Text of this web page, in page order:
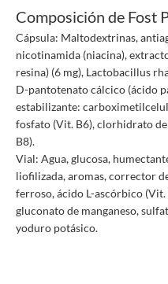
Composición de Fost
Cápsula: Maltodextrinas,
nicotinamida (niacina),
resina) (6 mg), Lactobacillus
D-pantotenato cálcico (ácido
estabilizante:
fosfato (Vit. B6), clorhidrato
B8).
Vial: Agua, glucosa,
liofilizada, aromas, corrector
ferroso, ácido L-ascórbico
gluconato de manganeso,
yoduro potásico.